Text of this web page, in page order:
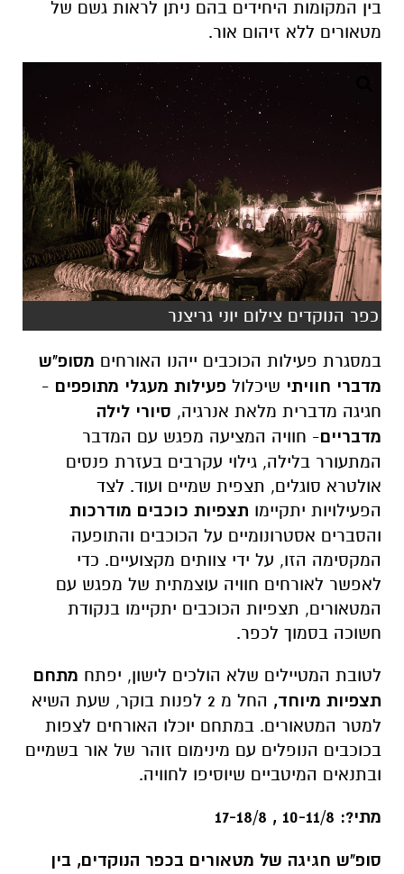
בין המקומות היחידים בהם ניתן לראות גשם של
מטאורים ללא זיהום אור.
כפר הנוקדים צילום יוני גריצנר
במסגרת פעילות הכוכבים ייהנו האורחים מסופ"ש
מדברי חוויתי שיכלול פעילות מעגלי מתופפים -
חגיגה מדברית מלאת אנרגיה, סיורי לילה
מדבריים- חוויה המציעה מפגש עם המדבר
המתעורר בלילה, גילוי עקרבים בעזרת פנסים
אולטרא סוגלים, תצפית שמיים ועוד. לצד
הפעילויות יתקיימו תצפיות כוכבים מודרכות
והסברים אסטרונומיים על הכוכבים והתופעה
המקסימה הזו, על ידי צוותים מקצועיים. כדי
לאפשר לאורחים חוויה עוצמתית של מפגש עם
המטאורים, תצפיות הכוכבים יתקיימו בנקודת
חשוכה בסמוך לכפר.
לטובת המטיילים שלא הולכים לישון, יפתח מתחם
תצפיות מיוחד,
החל מ 2 לפנות בוקר, שעת השיא
למטר המטאורים. במתחם יוכלו האורחים לצפות
בכוכבים הנופלים עם מינימום זוהר של אור בשמיים
ובתנאים המיטביים שיוסיפו לחוויה.
מתי?: 10-11/8 , 17-18/8
סופ"ש חגיגה של מטאורים בכפר הנוקדים, בין